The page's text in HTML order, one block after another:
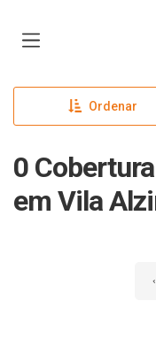
Ordenar
0
em Vila
‹